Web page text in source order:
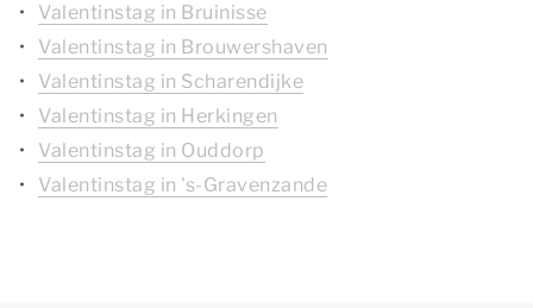
Valentinstag in Bruinisse
Valentinstag in Brouwershaven
Valentinstag in Scharendijke
Valentinstag in Herkingen
Valentinstag in Ouddorp
Valentinstag in 's-Gravenzande